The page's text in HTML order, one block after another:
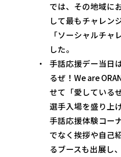
では、その地域に
して最もチャレン
「ソーシャルチャ
した。
手話応援デー当日
るぜ！We are
せて「愛している
選手入場を盛り上
手話応援体験コー
でなく挨拶や自己
るブースも出展し